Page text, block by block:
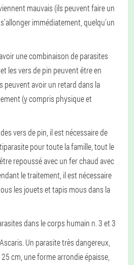
mauvais (ils peuvent faire un
immédiatement, quelqu'un
une combinaison de parasites
les vers de pin peuvent être en
peuvent avoir un retard dans la
(y compris physique et
vers de pin, il est nécessaire de
pour toute la famille, tout le
repoussé avec un fer chaud avec
le traitement, il est nécessaire
les jouets et tapis mous dans la
dans le corps humain n. 3 et 3
. Un parasite très dangereux,
cm, une forme arrondie épaisse,